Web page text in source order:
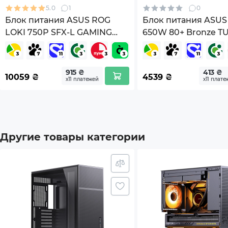
Гарантия
*Характеристики и комплектация товара могут
5.0 1
Блок питания ASUS ROG
LOKI 750P SFX-L GAMING
750W Platinum (90YE00N4-
B0NA00)
10059 ₴ 915 ₴
х11 платежей
0
Блок питания ASUS
650W 80+ Bronze
GAMING-650B
4539 ₴ 413 ₴
х11
Другие товары категории